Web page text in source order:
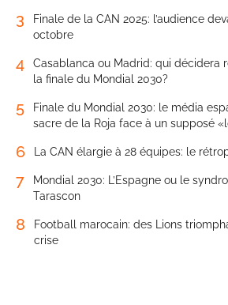
3
Finale de la CAN 2025: l’audience
octobre
4
Casablanca ou Madrid: qui décidera
la finale du Mondial 2030?
5
Finale du Mondial 2030: le média
sacre de la Roja face à un supposé
6 La CAN élargie à 28 équipes: le
7
Mondial 2030: L’Espagne ou le
Tarascon
8
Football marocain: des Lions
crise